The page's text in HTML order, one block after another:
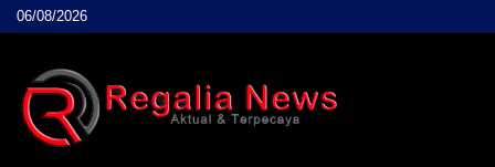
06/08/2026